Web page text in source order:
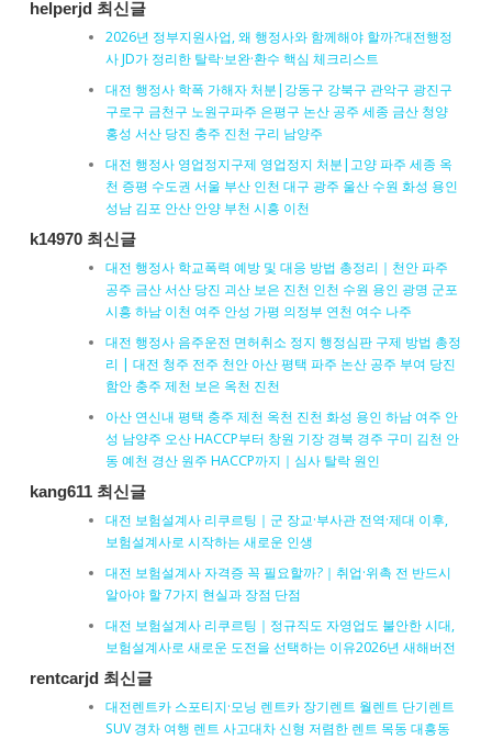
helperjd 최신글
2026년 정부지원사업, 왜 행정사와 함께해야 할까?대전행정
사 JD가 정리한 탈락·보완·환수 핵심 체크리스트
대전 행정사 학폭 가해자 처분|강동구 강북구 관악구 광진구
구로구 금천구 노원구파주 은평구 논산 공주 세종 금산 청양
홍성 서산 당진 충주 진천 구리 남양주
대전 행정사 영업정지구제 영업정지 처분|고양 파주 세종 옥
천 증평 수도권 서울 부산 인천 대구 광주 울산 수원 화성 용인
성남 김포 안산 안양 부천 시흥 이천
k14970 최신글
대전 행정사 학교폭력 예방 및 대응 방법 총정리｜천안 파주
공주 금산 서산 당진 괴산 보은 진천 인천 수원 용인 광명 군포
시흥 하남 이천 여주 안성 가평 의정부 연천 여수 나주
대전 행정사 음주운전 면허취소 정지 행정심판 구제 방법 총정
리 | 대전 청주 전주 천안 아산 평택 파주 논산 공주 부여 당진
함안 충주 제천 보은 옥천 진천
아산 연신내 평택 충주 제천 옥천 진천 화성 용인 하남 여주 안
성 남양주 오산 HACCP부터 창원 기장 경북 경주 구미 김천 안
동 예천 경산 원주 HACCP까지｜심사 탈락 원인
kang611 최신글
대전 보험설계사 리쿠르팅｜군 장교·부사관 전역·제대 이후,
보험설계사로 시작하는 새로운 인생
대전 보험설계사 자격증 꼭 필요할까?｜취업·위촉 전 반드시
알아야 할 7가지 현실과 장점 단점
대전 보험설계사 리쿠르팅｜정규직도 자영업도 불안한 시대,
보험설계사로 새로운 도전을 선택하는 이유2026년 새해버전
rentcarjd 최신글
대전렌트카 스포티지·모닝 렌트카 장기렌트 월렌트 단기렌트
SUV 경차 여행 렌트 사고대차 신형 저렴한 렌트 목동 대흥동